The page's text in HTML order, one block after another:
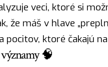
veci, ktoré si
že máš v hlave
ktoré čakajú
🧠